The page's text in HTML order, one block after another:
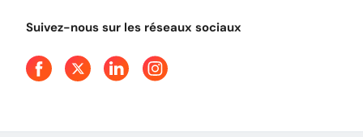
Presse
Suivez-nous sur les réseaux sociaux